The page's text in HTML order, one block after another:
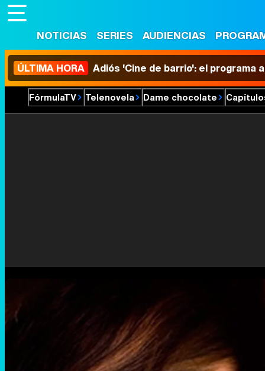
NOTICIAS SERIES AUDIENCIAS
ÚLTIMA HORA Adiós 'Cine de barrio': el programa
FórmulaTV Telenovela Dame chocolate